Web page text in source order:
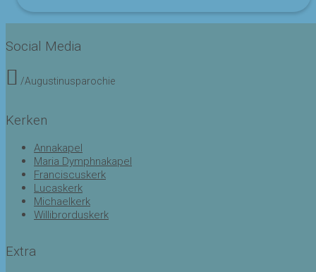
Social Media
/Augustinusparochie
Kerken
Annakapel
Maria Dymphnakapel
Franciscuskerk
Lucaskerk
Michaelkerk
Willibrorduskerk
Extra